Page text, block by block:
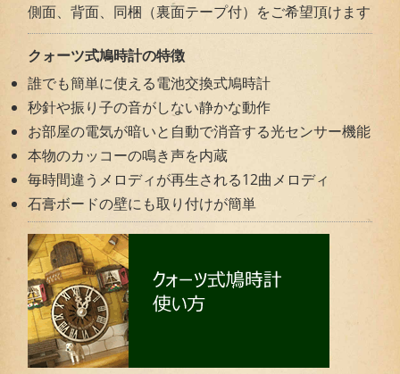
側面、背面、同梱（裏面テープ付）をご希望頂けます
クォーツ式鳩時計の特徴
誰でも簡単に使える電池交換式鳩時計
秒針や振り子の音がしない静かな動作
お部屋の電気が暗いと自動で消音する光センサー機能
本物のカッコーの鳴き声を内蔵
毎時間違うメロディが再生される12曲メロディ
石膏ボードの壁にも取り付けが簡単